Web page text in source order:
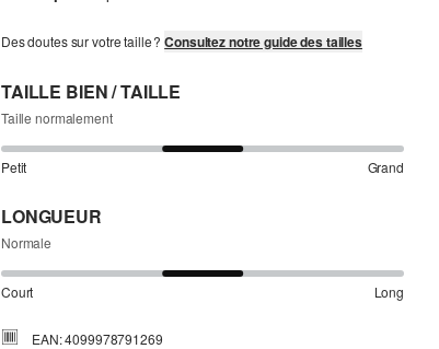
Des doutes sur votre taille ?Consultez notre guide des tailles
TAILLE BIEN / TAILLE
Taille normalement
Petit Grand
LONGUEUR
Normale
Court Long
EAN: 4099978791269